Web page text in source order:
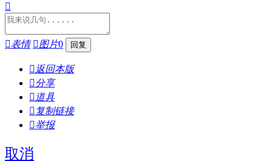

表情 图片0
 返回本版
分享
 道具
 复制链接
举报
取消